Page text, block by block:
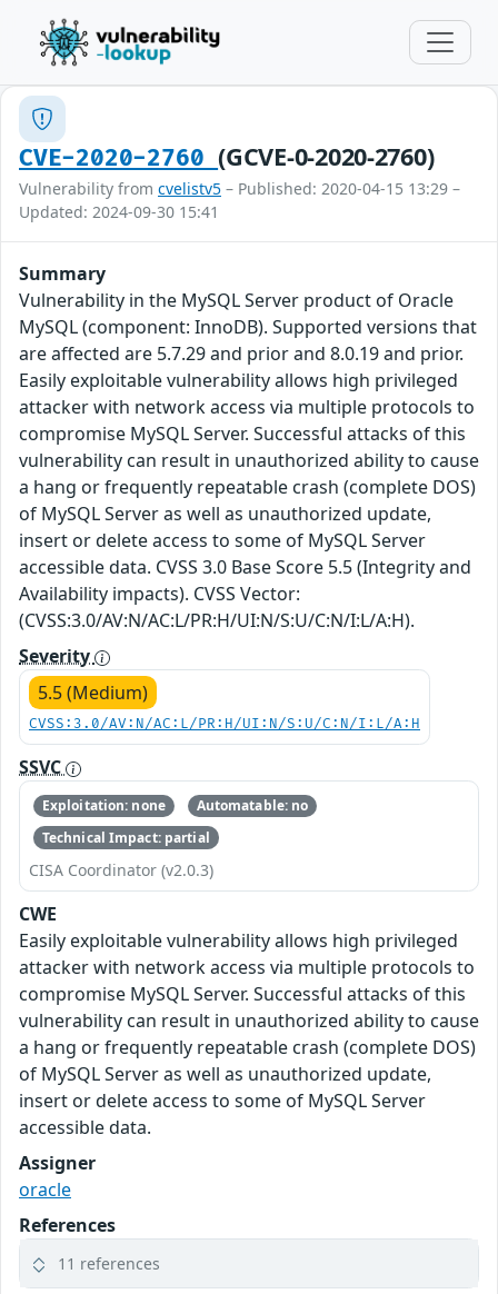
CVE-2020-2760(GCVE-0-2020-2760)
Vulnerability from cvelistv5 – Published: 2020-04-15 13:29 –
Updated: 2024-09-30 15:41
Summary
Vulnerability in the MySQL Server product of Oracle
MySQL (component: InnoDB). Supported versions that
are affected are 5.7.29 and prior and 8.0.19 and prior.
Easily exploitable vulnerability allows high privileged
attacker with network access via multiple protocols to
compromise MySQL Server. Successful attacks of this
vulnerability can result in unauthorized ability to cause
a hang or frequently repeatable crash (complete DOS)
of MySQL Server as well as unauthorized update,
insert or delete access to some of MySQL Server
accessible data. CVSS 3.0 Base Score 5.5 (Integrity and
Availability impacts). CVSS Vector:
(CVSS:3.0/AV:N/AC:L/PR:H/UI:N/S:U/C:N/I:L/A:H).
Severity
5.5 (Medium)
CVSS:3.0/AV:N/AC:L/PR:H/UI:N/S:U/C:N/I:L/A:H
SSVC
Exploitation: none
Automatable: no
Technical Impact: partial
CISA Coordinator (v2.0.3)
CWE
Easily exploitable vulnerability allows high privileged
attacker with network access via multiple protocols to
compromise MySQL Server. Successful attacks of this
vulnerability can result in unauthorized ability to cause
a hang or frequently repeatable crash (complete DOS)
of MySQL Server as well as unauthorized update,
insert or delete access to some of MySQL Server
accessible data.
Assigner
oracle
References
11 references